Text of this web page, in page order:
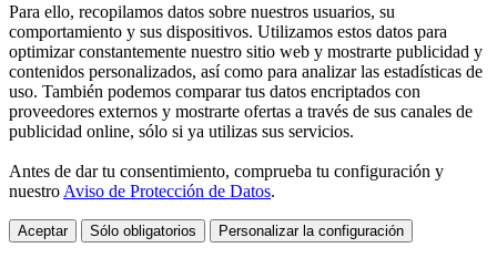
Para ello, recopilamos datos sobre nuestros usuarios, su
comportamiento y sus dispositivos. Utilizamos estos datos para
optimizar constantemente nuestro sitio web y mostrarte publicidad y
contenidos personalizados, así como para analizar las estadísticas de
uso. También podemos comparar tus datos encriptados con
proveedores externos y mostrarte ofertas a través de sus canales de
publicidad online, sólo si ya utilizas sus servicios.
Antes de dar tu consentimiento, comprueba tu configuración y
nuestro Aviso de Protección de Datos.
Aceptar Sólo obligatorios Personalizar la configuración